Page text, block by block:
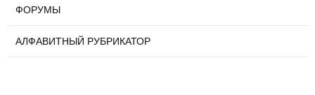
ФОРУМЫ
АЛФАВИТНЫЙ РУБРИКАТОР